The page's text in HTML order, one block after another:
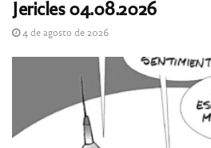
Jericles 04.08.2026
4 de agosto de 2026